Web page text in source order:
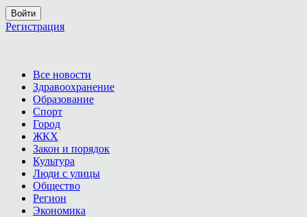
Войти
Регистрация
Все новости
Здравоохранение
Образование
Спорт
Город
ЖКХ
Закон и порядок
Культура
Люди с улицы
Общество
Регион
Экономика